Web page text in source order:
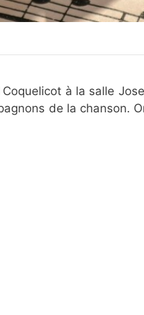
à la salle
de la chanson.